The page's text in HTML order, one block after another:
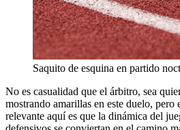
Saquito de esquina en partido
No es casualidad que el árbitro, sea
mostrando amarillas en este duelo, pero
relevante aquí es que la dinámica del